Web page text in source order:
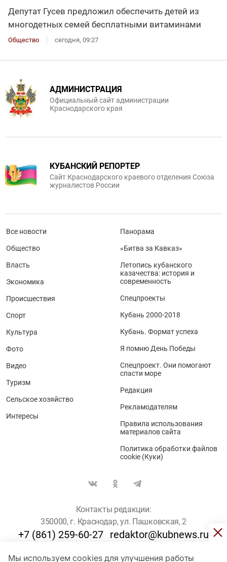
Депутат Гусев предложил обеспечить детей из
многодетных семей бесплатными витаминами
Общество сегодня, 09:27
Мы используем cookies для улучшения работы
АДМИНИСТРАЦИЯ
Официальный сайт администрации
Краснодарского края
КУБАНСКИЙ РЕПОРТЕР
Сайт Краснодарского краевого отделения Союза
журналистов России
Все новости
Общество
Власть
Экономика
Происшествия
Спорт
Культура
Фото
Видео
Туризм
Сельское хозяйство
Интересы
Панорама
«Битва за Кавказ»
Летопись кубанского
казачества: история и
современность
Спецпроекты
Кубань 2000-2018
Кубань. Формат успеха
Я помню День Победы
Спецпроект. Они помогают
спасти море
Редакция
Рекламодателям
Правила использования
материалов сайта
Политика обработки файлов
cookie (Куки)
Контакты редакции:
350000, г. Краснодар, ул. Пашковская, 2
+7 (861) 259-60-27 redaktor@kubnews.ru